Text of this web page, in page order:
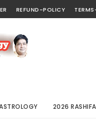
REFUND-POLICY
2026